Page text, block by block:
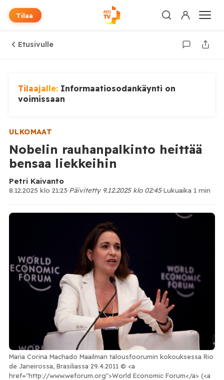
Tilaa
Etusivulle
Tilaajalle: Informaatiosodankäynti on
voimissaan
ULKOMAAT
Nobelin rauhanpalkinto heittää
bensaa liekkeihin
Petri Kaivanto
8.12.2025 klo 21:23·Päivitetty 9.12.2025 klo 02:45·Lukuaika 1 min
Maria Corina Machado Maailman talousfoorumin kokouksessa Rio
de Janeirossa, Brasiliassa 29.4.2011 © <a
href="http://www.weforum.org">World Economic Forum</a> (<a